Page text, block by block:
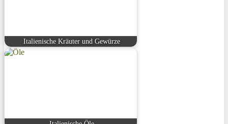
Italienische Kräuter und Gewürze